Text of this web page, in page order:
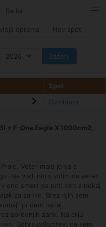
Radar
Moja oprema Nov spot
Spot
Cumbuco
+ F-One Eagle X 1000cm2,
Veter malo jenja a
Na vodi hitro vidim da veter
eno smer) da priti ven z nekaj
za zanke. Brez njih sem
pridem nazaj.
sprednjih zank. Na cilju
Dobra odlocitev, da sem